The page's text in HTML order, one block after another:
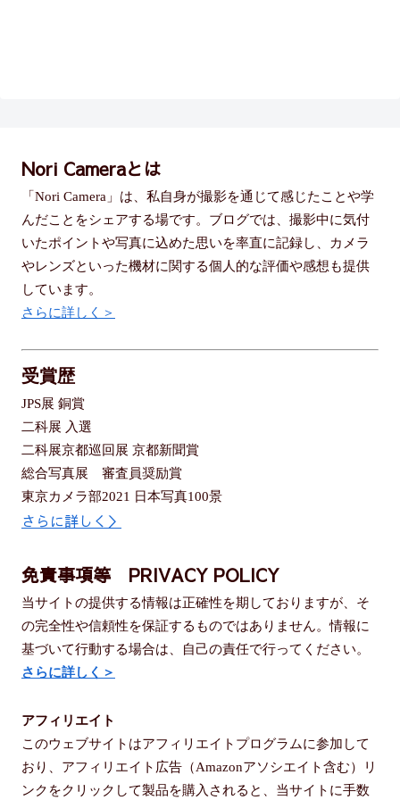
Nori Cameraとは
「Nori Camera」は、私自身が撮影を通じて感じたことや学
んだことをシェアする場です。ブログでは、撮影中に気付
いたポイントや写真に込めた思いを率直に記録し、カメラ
やレンズといった機材に関する個人的な評価や感想も提供
しています。
さらに詳しく＞
受賞歴
JPS展 銅賞
二科展 入選
二科展京都巡回展 京都新聞賞
総合写真展 審査員奨励賞
東京カメラ部2021 日本写真100景
さらに詳しく＞
免責事項等 PRIVACY POLICY
当サイトの提供する情報は正確性を期しておりますが、そ
の完全性や信頼性を保証するものではありません。情報に
基づいて行動する場合は、自己の責任で行ってください。
さらに詳しく＞
アフィリエイト
このウェブサイトはアフィリエイトプログラムに参加して
おり、アフィリエイト広告（Amazonアソシエイト含む）リ
ンクをクリックして製品を購入されると、当サイトに手数